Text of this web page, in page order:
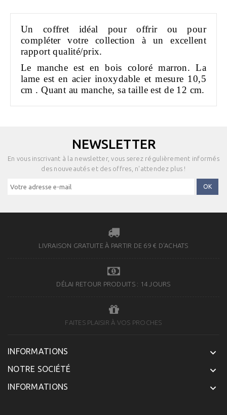
Un coffret idéal pour offrir ou pour
compléter votre collection à un excellent
rapport qualité/prix.
Le manche est en bois coloré marron. La
lame est en acier inoxydable et mesure 10,5
cm . Quant au manche, sa taille est de 12 cm.
NEWSLETTER
En vous inscrivant à la newsletter, vous serez régulièrement informés
des nouveautés et des offres, n'attendez plus !
LIVRAISON GRATUITE À PARTIR DE 69 € D'ACHATS
DÉLAI RETOUR PRODUITS : 14 JOURS
FAITES PLAISIR À VOS PROCHES
INFORMATIONS 
NOTRE SOCIÉTÉ 
INFORMATIONS 